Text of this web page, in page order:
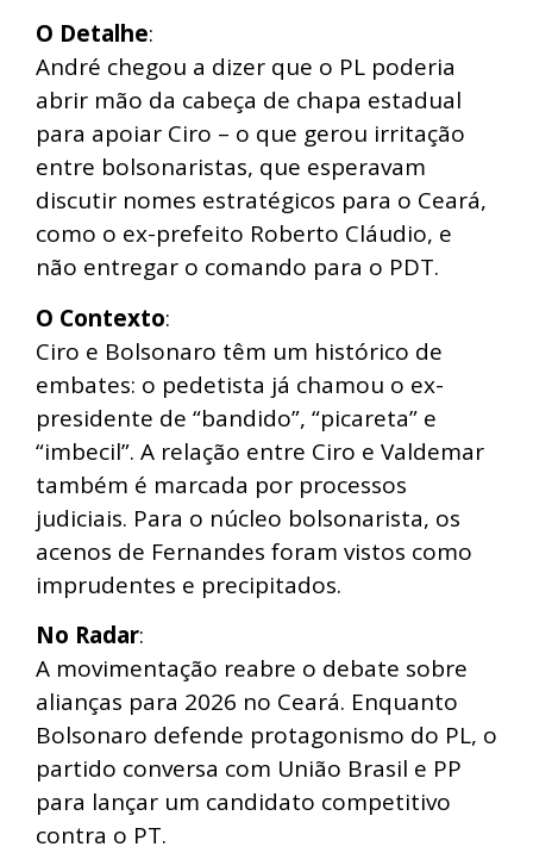
O Detalhe:
André chegou a dizer que o PL poderia
abrir mão da cabeça de chapa estadual
para apoiar Ciro – o que gerou irritação
entre bolsonaristas, que esperavam
discutir nomes estratégicos para o Ceará,
como o ex-prefeito Roberto Cláudio, e
não entregar o comando para o PDT.
O Contexto:
Ciro e Bolsonaro têm um histórico de
embates: o pedetista já chamou o ex-
presidente de “bandido”, “picareta” e
“imbecil”. A relação entre Ciro e Valdemar
também é marcada por processos
judiciais. Para o núcleo bolsonarista, os
acenos de Fernandes foram vistos como
imprudentes e precipitados.
No Radar:
A movimentação reabre o debate sobre
alianças para 2026 no Ceará. Enquanto
Bolsonaro defende protagonismo do PL, o
partido conversa com União Brasil e PP
para lançar um candidato competitivo
contra o PT.